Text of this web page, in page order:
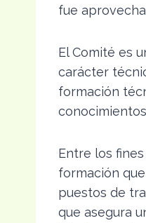
fue
El Comité es
carácter
formación
Entre los
formación
puestos de
que asegura